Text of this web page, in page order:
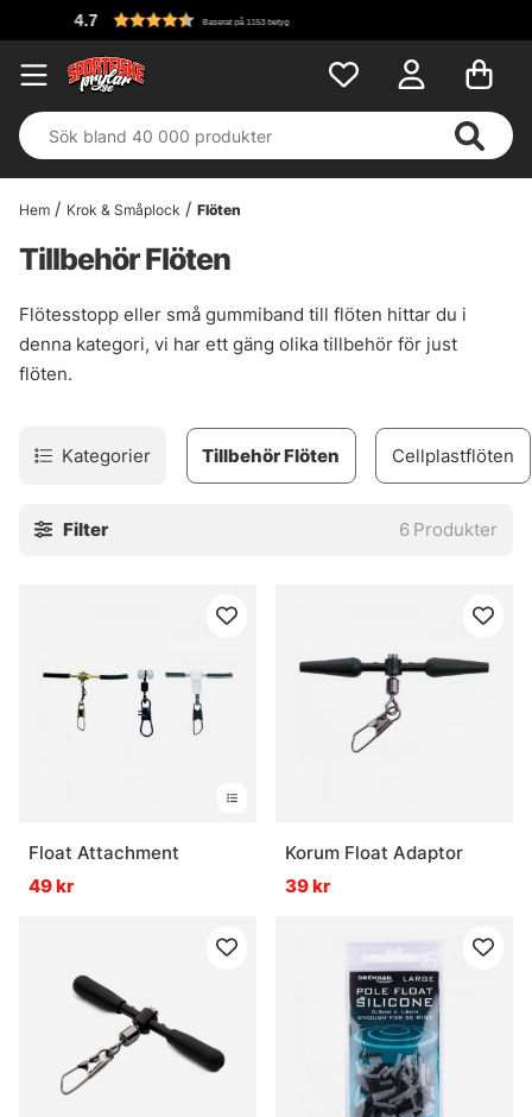
Baserat på 1153 betyg
Hem Krok & Småplock Flöten
Tillbehör Flöten
Flötesstopp eller små gummiband till flöten hittar du i
denna kategori, vi har ett gäng olika tillbehör för just
flöten.
Kategorier Cellplastflöten
Tillbehör Flöten
Filter 6 Produkter
Float Attachment
49 kr
Korum Float Adaptor
39 kr